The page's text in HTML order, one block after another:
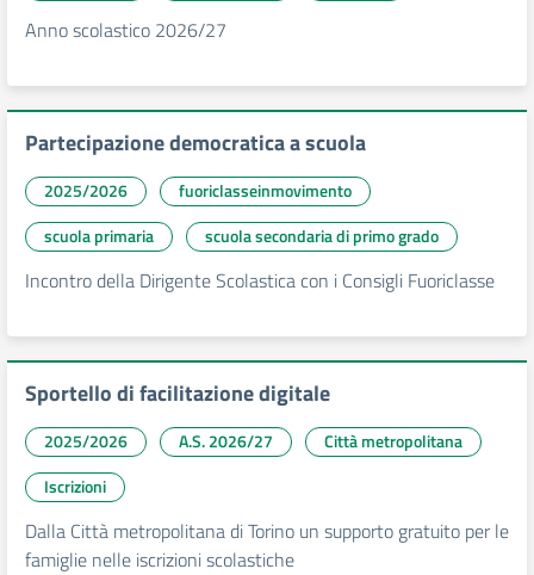
Anno scolastico 2026/27
Partecipazione democratica a scuola
2025/2026
fuoriclasseinmovimento
scuola primaria
scuola secondaria di primo grado
Incontro della Dirigente Scolastica con i Consigli Fuoriclasse
Sportello di facilitazione digitale
2025/2026 A.S. 2026/27
Città metropolitana
Iscrizioni
Dalla Città metropolitana di Torino un supporto gratuito per le
famiglie nelle iscrizioni scolastiche